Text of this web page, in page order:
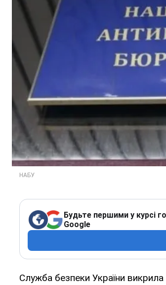
Будьте першими у курсі
Google
Служба безпеки України